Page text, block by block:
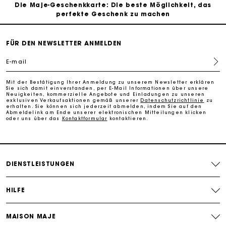
Die Maje-Geschenkkarte: Die beste Möglichkeit, das
perfekte Geschenk zu machen
Kostenlose Umtausch & Rücksendung
Die Maje-Geschenkkarte: Die beste Möglichkeit, das
FÜR DEN NEWSLETTER ANMELDEN
E-mail
Mit der Bestätigung Ihrer Anmeldung zu unserem Newsletter erklären
Sie sich damit einverstanden, per E-Mail Informationen über unsere
Neuigkeiten, kommerzielle Angebote und Einladungen zu unseren
exklusiven Verkaufsaktionen gemäß unserer Datenschutzrichtlinie
zu
erhalten. Sie können sich jederzeit abmelden, indem Sie auf den
Abmeldelink am Ende unserer elektronischen Mitteilungen klicken
oder uns über das
Kontaktformular kontaktieren.
DIENSTLEISTUNGEN
HILFE
MAISON MAJE